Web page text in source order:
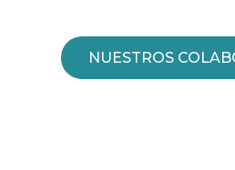
NUESTROS